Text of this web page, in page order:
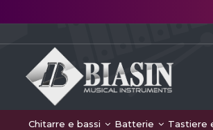
Chitarre e bassi Batterie Tastiere